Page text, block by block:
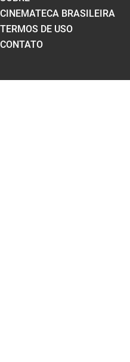
CINEMATECA BRASILEIRA
TERMOS DE USO
CONTATO